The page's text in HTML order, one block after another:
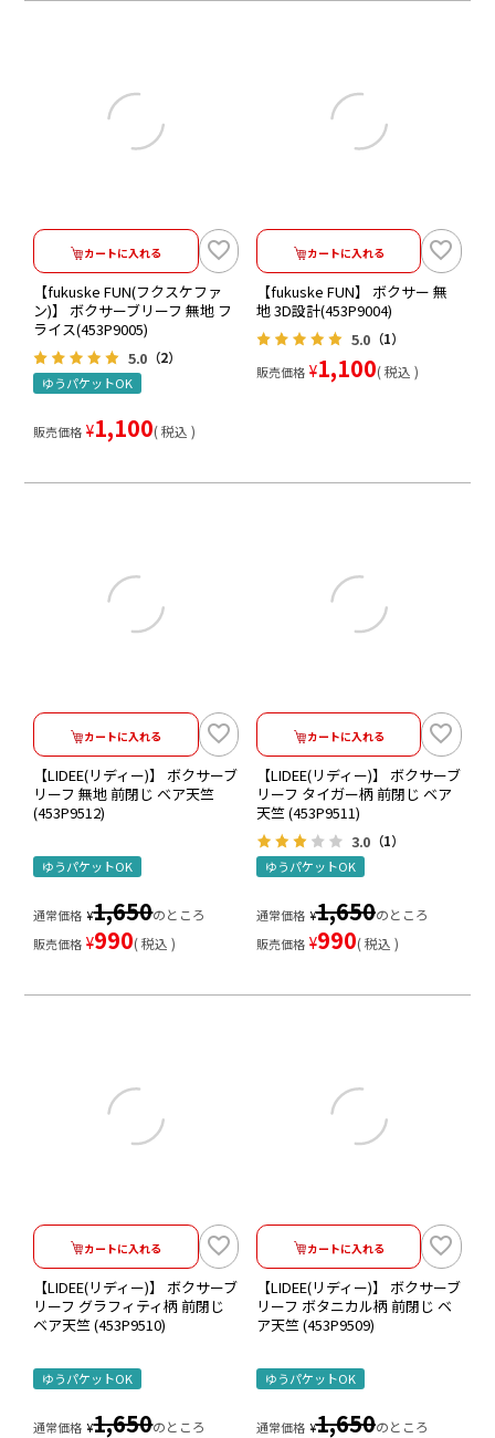
カートに入れる
【fukuske FUN(フクスケファ
ン)】 ボクサーブリーフ 無地 フ
ライス(453P9005)
5.0 （2）
ゆうパケットOK
販売価格 ¥1,100 税込
カートに入れる
【fukuske FUN】 ボクサー 無
地 3D設計(453P9004)
5.0 （1）
販売価格 ¥1,100 税込
カートに入れる
【LIDEE(リディー)】 ボクサーブ
リーフ 無地 前閉じ ベア天竺
(453P9512)
ゆうパケットOK
通常価格 ¥1,650のところ
販売価格 ¥990 税込
カートに入れる
【LIDEE(リディー)】 ボクサーブ
リーフ タイガー柄 前閉じ ベア
天竺 (453P9511)
3.0 （1）
ゆうパケットOK
通常価格 ¥1,650のところ
販売価格 ¥990 税込
カートに入れる
【LIDEE(リディー)】 ボクサーブ
リーフ グラフィティ柄 前閉じ
ベア天竺 (453P9510)
ゆうパケットOK
通常価格 ¥1,650のところ
カートに入れる
【LIDEE(リディー)】 ボクサーブ
リーフ ボタニカル柄 前閉じ ベ
ア天竺 (453P9509)
ゆうパケットOK
通常価格 ¥1,650のところ